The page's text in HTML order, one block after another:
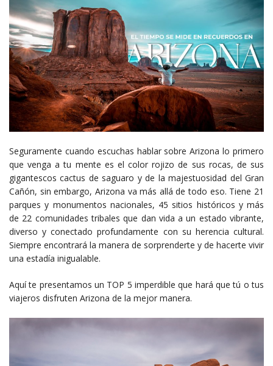
Seguramente cuando escuchas hablar sobre Arizona lo primero
que venga a tu mente es el color rojizo de sus rocas, de sus
gigantescos cactus de saguaro y de la majestuosidad del Gran
Cañón, sin embargo, Arizona va más allá de todo eso. Tiene 21
parques y monumentos nacionales, 45 sitios históricos y más
de 22 comunidades tribales que dan vida a un estado vibrante,
diverso y conectado profundamente con su herencia cultural.
Siempre encontrará la manera de sorprenderte y de hacerte vivir
una estadía inigualable.
Aquí te presentamos un TOP 5 imperdible que hará que tú o tus
viajeros disfruten Arizona de la mejor manera.